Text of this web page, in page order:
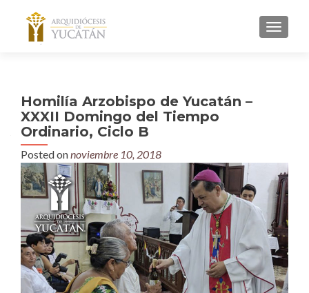
MENU
Homilía Arzobispo de Yucatán –
XXXII Domingo del Tiempo
Ordinario, Ciclo B
Posted onnoviembre 10, 2018